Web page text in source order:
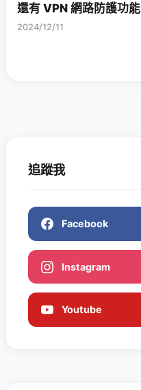
還有 VPN 網路防護功能
2024/12/11
追蹤我
Facebook
Instagram
Youtube